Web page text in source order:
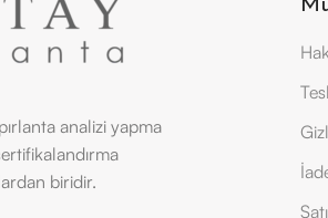
analizi yapma
biridir.